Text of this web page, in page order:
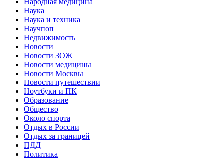
Наука
Наука и техника
Научпоп
Недвижимость
Новости
Новости ЗОЖ
Новости медицины
Новости Москвы
Новости путешествий
Ноутбуки и ПК
Образование
Общество
Около спорта
Отдых в России
Отдых за границей
ПДД
Политика